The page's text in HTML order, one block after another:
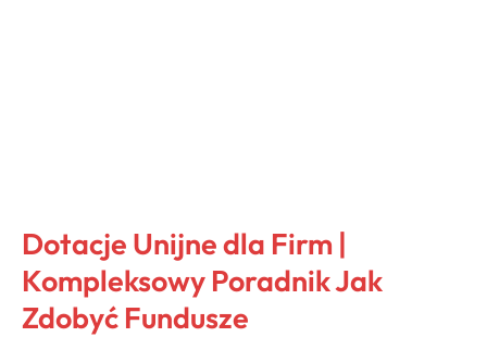
Dotacje Unijne dla Firm |
Kompleksowy Poradnik Jak
Zdobyć Fundusze